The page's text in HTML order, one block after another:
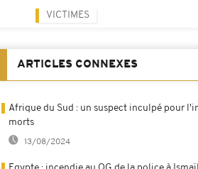
VICTIMES
ARTICLES CONNEXES
Afrique du Sud : un suspect inculpé pour
morts
13/08/2024